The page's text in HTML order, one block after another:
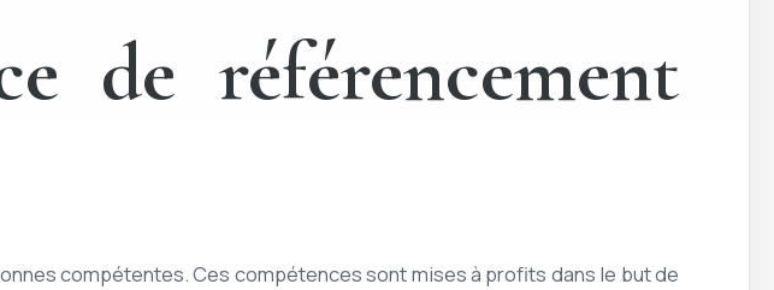
de référencement
compétentes. Ces compétences sont mises à profits dans le but de